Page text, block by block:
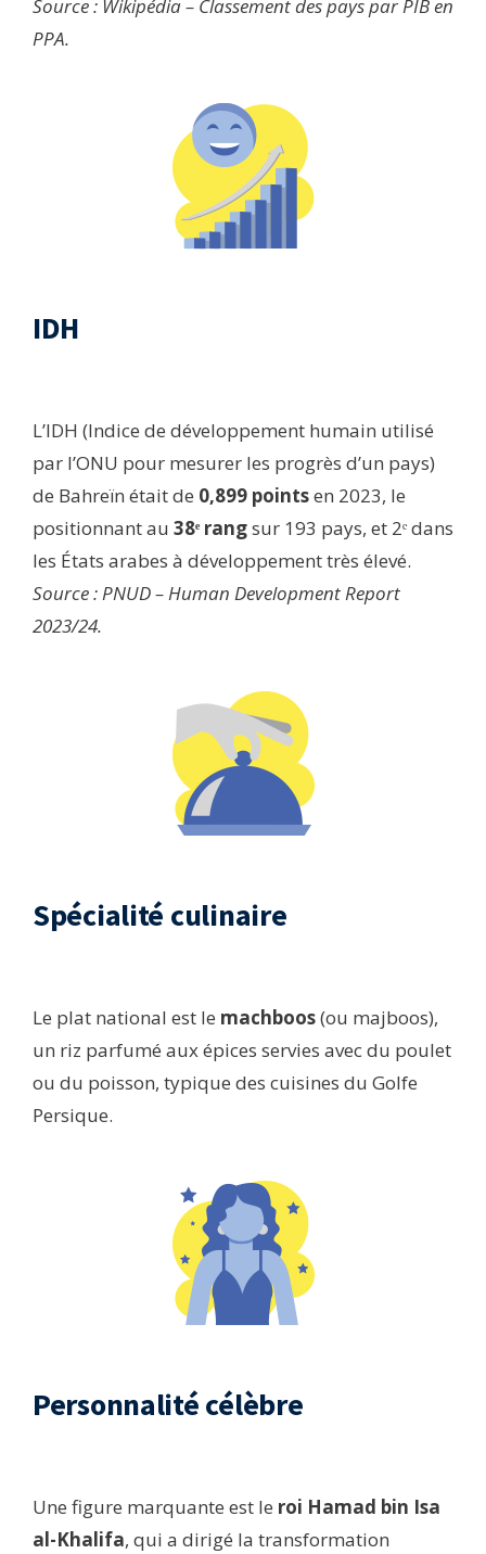
Source : Wikipédia – Classement des pays par PIB en
PPA.
IDH​
L’IDH (Indice de développement humain utilisé
par l’ONU pour mesurer les progrès d’un pays)
de Bahreïn était de 0,899 pointsen 2023, le
positionnant au 38ᵉ rangsur 193 pays, et 2ᵉ dans
les États arabes à développement très élevé.
Source : PNUD – Human Development Report
2023/24.
Spécialité culinaire
Le plat national est le machboos(ou majboos),
un riz parfumé aux épices servies avec du poulet
ou du poisson, typique des cuisines du Golfe
Persique.
Personnalité célèbre
Une figure marquante est le roi Hamad bin Isa
al-Khalifa, qui a dirigé la transformation